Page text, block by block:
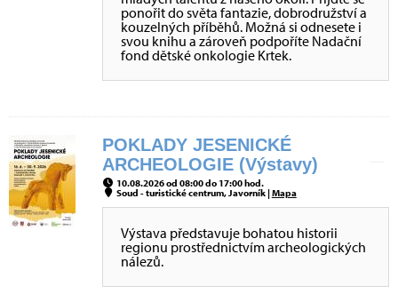
ponořit do světa fantazie, dobrodružství a
kouzelných příběhů. Možná si odnesete i
svou knihu a zároveň podpoříte Nadační
fond dětské onkologie Krtek.
POKLADY JESENICKÉ
ARCHEOLOGIE (Výstavy)
10.08.2026 od 08:00 do 17:00 hod.
Soud - turistické centrum, Javorník |Mapa
Výstava představuje bohatou historii
regionu prostřednictvím archeologických
nálezů.